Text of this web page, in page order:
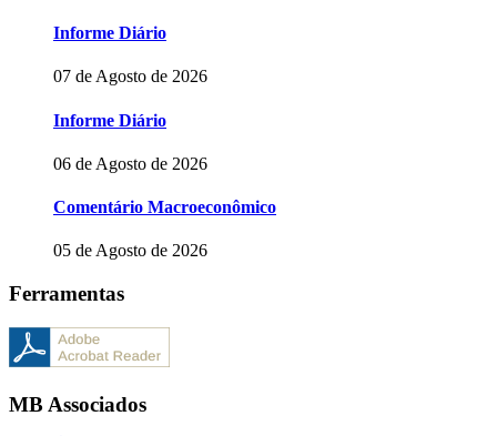
Informe Diário
07 de Agosto de 2026
Informe Diário
06 de Agosto de 2026
Comentário Macroeconômico
05 de Agosto de 2026
Ferramentas
MB Associados